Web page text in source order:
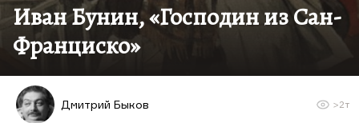
Иван Бунин, «Господин из Сан-
Франциско»
Дмитрий Быков >2т